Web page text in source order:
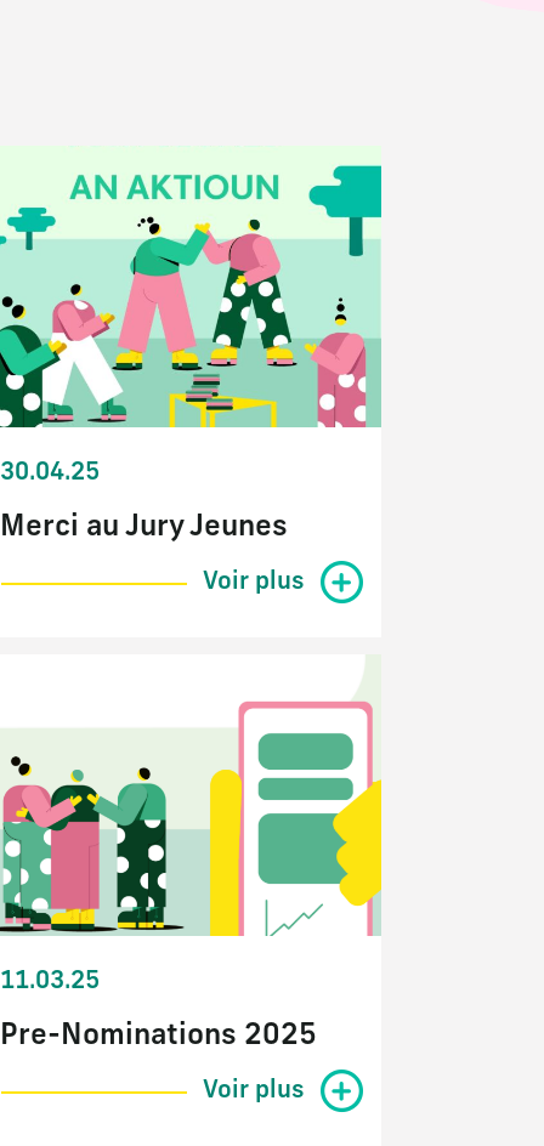
30.04.25
Merci au Jury Jeunes
Voir plus
11.03.25
Pre-Nominations 2025
Voir plus